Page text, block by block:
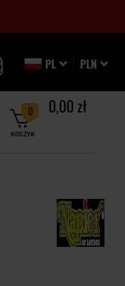
PLN
PL
KOSZYK
0 0,00 zł